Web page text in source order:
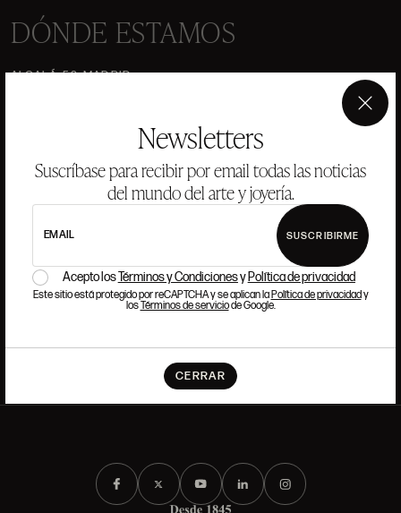
Newsletters
Suscríbase para recibir por email todas las noticias
del mundo del arte y joyería.
EMAIL SUSCRIBIRME
Acepto losTérminos y Condicionesy Política de privacidad
Este sitio está protegido por reCAPTCHA y se aplican laPolítica de privacidady
losTérminos de serviciode Google.
CERRAR
×
DÓNDE ESTAMOS
ALCALÁ, 52. MADRID
TRABAJA CON NOSOTROS
Si quieres formar parte del equipo de Ansorena, buscamos
talento que tenga pasión y admiración por el Arte, la Cultura,
la Tradición y la Modernidad.